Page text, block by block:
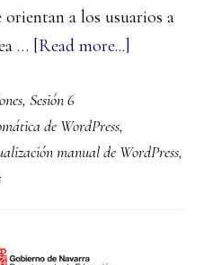
a los usuarios a
… [Read more...]
de
de
, Sesión 6
de WordPress,
manual de WordPress,